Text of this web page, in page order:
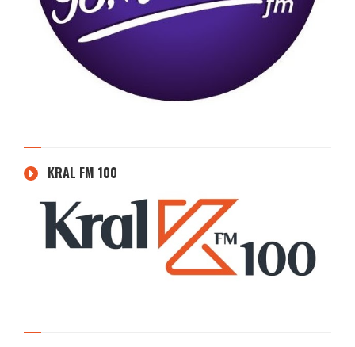
KRAL FM 100